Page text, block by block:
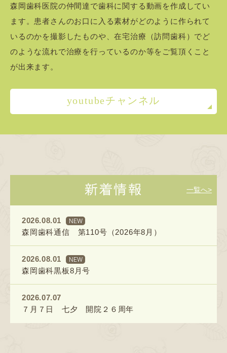
森岡歯科医院の仲間達で歯科に関する動画を作成してい
ます。患者さんのお口に入る素材がどのように作られて
いるのかを撮影したものや、在宅治療（訪問歯科）でど
のような流れで治療を行っているのか等をご覧頂くこと
が出来ます。
youtubeチャンネル
新着情報
2026.08.01 NEW
森岡歯科通信 第110号（2026年8月）
2026.08.01 NEW
森岡歯科黒板8月号
2026.07.07
７月７日 七夕 開院２６周年
一覧へ>